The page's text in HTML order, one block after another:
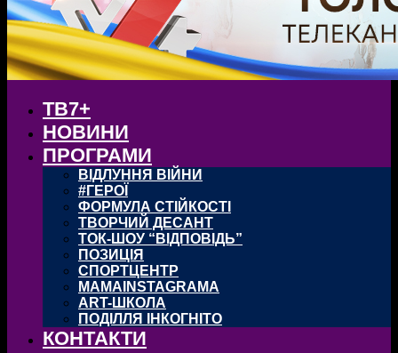
ТВ7+
НОВИНИ
ПРОГРАМИ
ВІДЛУННЯ ВІЙНИ
#ГЕРОЇ
ФОРМУЛА СТІЙКОСТІ
ТВОРЧИЙ ДЕСАНТ
ТОК-ШОУ “ВІДПОВІДЬ”
ПОЗИЦІЯ
СПОРТЦЕНТР
MAMAINSTAGRAMA
ART-ШКОЛА
ПОДІЛЛЯ ІНКОГНІТО
КОНТАКТИ